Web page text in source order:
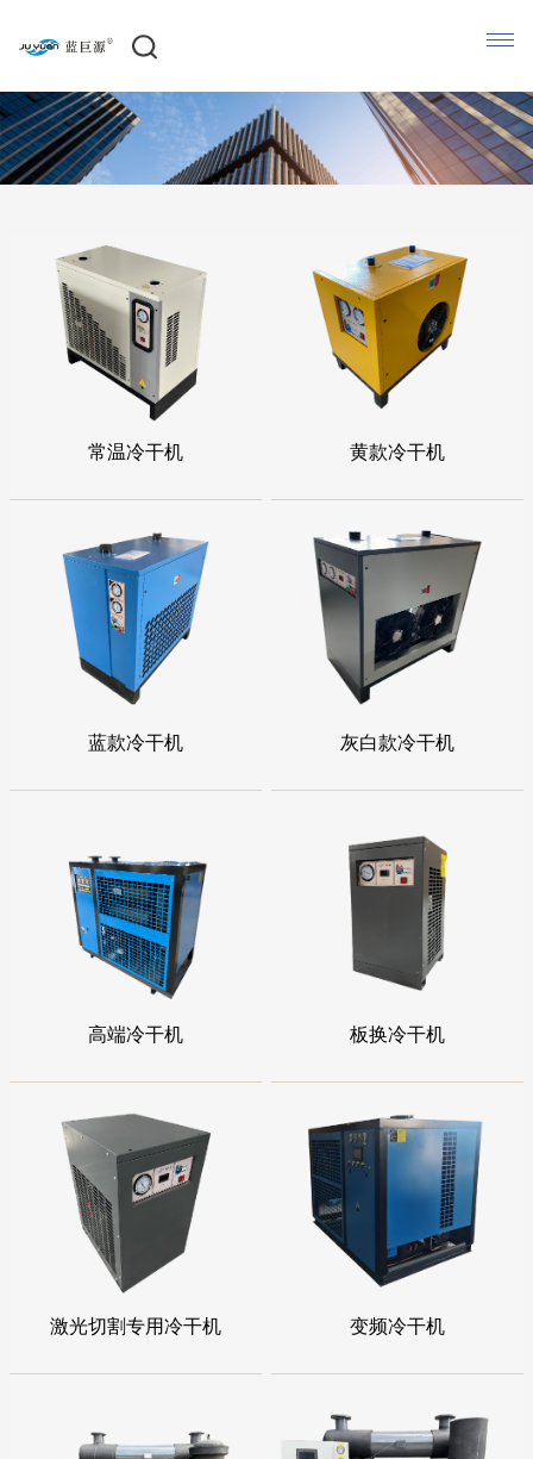
常温冷干机 黄款冷干机
蓝款冷干机 灰白款冷干机
高端冷干机 板换冷干机
激光切割专用冷干机 变频冷干机